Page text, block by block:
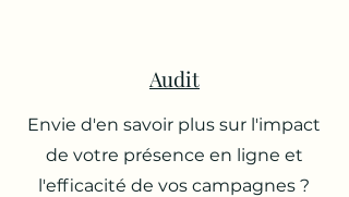
Audit
Envie d'en savoir plus sur l'impact
de votre présence en ligne et
l'efficacité de vos campagnes ?